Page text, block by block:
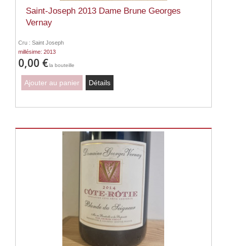
Saint-Joseph 2013 Dame Brune Georges
Vernay
Cru : Saint Joseph
millésime: 2013
0,00 €la bouteille
Ajouter au panier Détails